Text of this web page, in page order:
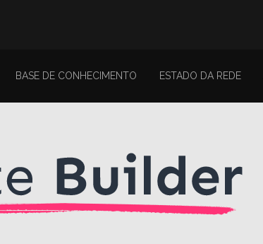
BASE DE CONHECIMENTO ESTADO DA REDE